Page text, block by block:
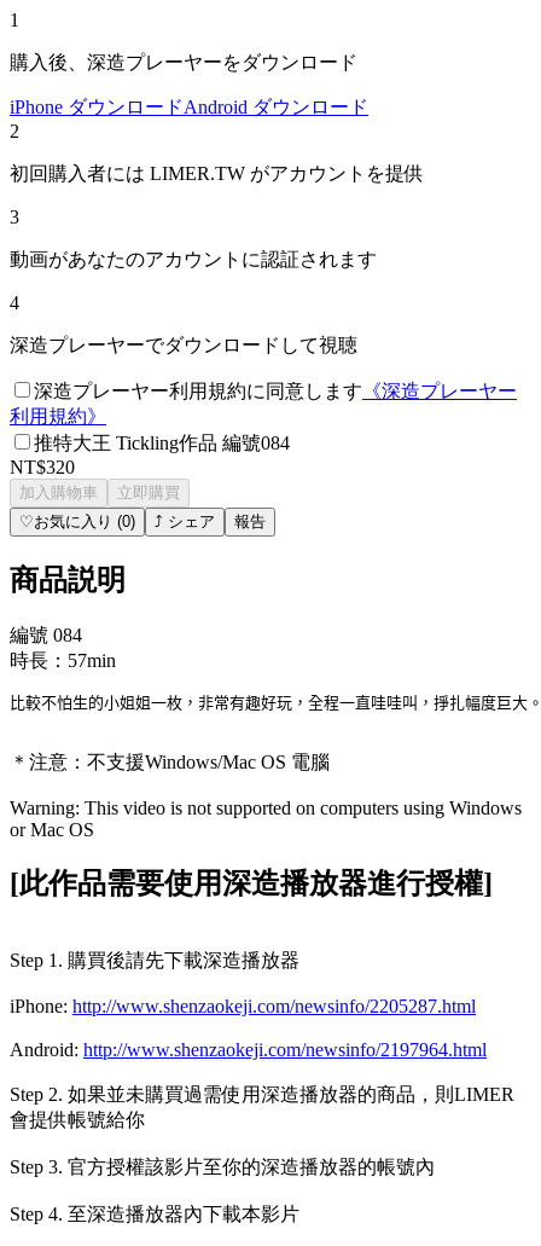
1
購入後、深造プレーヤーをダウンロード
iPhone ダウンロードAndroid ダウンロード
2
初回購入者には LIMER.TW がアカウントを提供
3
動画があなたのアカウントに認証されます
4
深造プレーヤーでダウンロードして視聴
深造プレーヤー利用規約に同意します 《深造プレーヤー
利用規約》
推特大王 Tickling作品 編號084
NT$320
加入購物車
立即購買
♡お気に入り (0) ⤴ シェア 報告
商品説明
編號 084
時長：57min
比較不怕生的小姐姐一枚，非常有趣好玩，全程一直哇哇叫，掙扎幅度巨大
＊注意： 不支援Windows/Mac OS 電腦
Warning: This video is not supported on computers using Windows
or Mac OS
[此作品需要使用深造播放器進行授權]
Step 1. 購買後請先下載深造播放器
iPhone: http://www.shenzaokeji.com/newsinfo/2205287.html
Android: http://www.shenzaokeji.com/newsinfo/2197964.html
Step 2. 如果並未購買過需使用深造播放器的商品，則LIMER
會提供帳號給你
Step 3. 官方授權該影片至你的深造播放器的帳號內
Step 4. 至深造播放器內下載本影片